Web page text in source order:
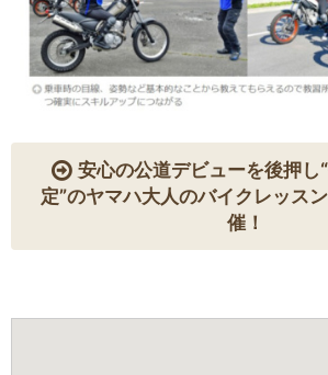
安心の公道デビューを後押し
定”のヤマハ大人のバイクレッス
催！